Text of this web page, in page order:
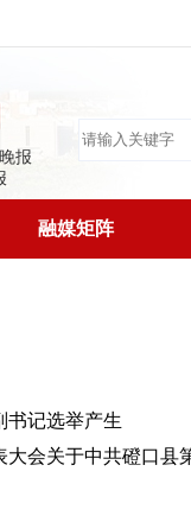
报
融媒矩阵
书记选举产生